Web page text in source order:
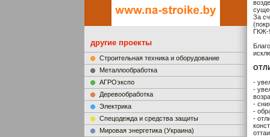
другие проекты
Строительная техника и оборудование
Металлообработка
АГРОэкспо
Деревообработка
Электрика
Cпецодежда и средства защиты
Мировая энергетика (Украина)
За
ГКЖ-
-
-
-
-
-